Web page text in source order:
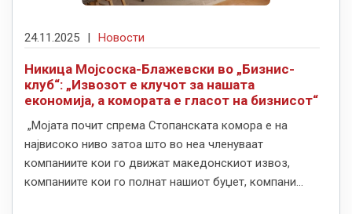
24.11.2025 | Новости
Никица Мојсоска-Блажевски во „Бизнис-
клуб“: „Извозот е клучот за нашата
економија, а комората е гласот на бизнисот“
„Мојата почит спрема Стопанската комора е на
највисоко ниво затоа што во неа членуваат
компаниите кои го движат македонскиот извоз,
компаниите кои го полнат нашиот буџет, компани...